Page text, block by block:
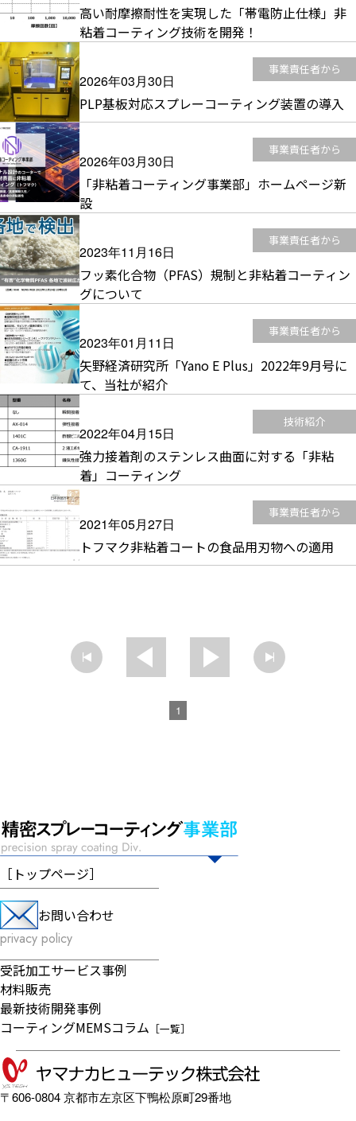
高い耐摩擦耐性を実現した「帯電防止仕様」非
粘着コーティング技術を開発！
2026年03月30日
PLP基板対応スプレーコーティング装置の導入
事業責任者から
2026年03月30日
「非粘着コーティング事業部」ホームページ新
設
事業責任者から
2023年11月16日
フッ素化合物（PFAS）規制と非粘着コーティン
グについて
事業責任者から
2023年01月11日
矢野経済研究所「Yano E Plus」2022年9月号に
て、当社が紹介
事業責任者から
2022年04月15日
強力接着剤のステンレス曲面に対する「非粘
着」コーティング
技術紹介
2021年05月27日
トフマク非粘着コートの食品用刃物への適用
事業責任者から
1
［ トップページ］
お問い合わせ
privacy policy
受託加工サービス事例
材料販売
最新技術開発事例
コーティングMEMSコラム ［一覧］
〒606-0804 京都市左京区下鴨松原町29番地